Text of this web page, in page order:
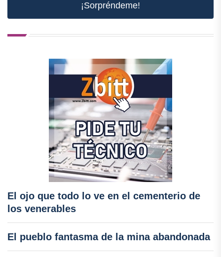
¡Sorpréndeme!
El ojo que todo lo ve en el cementerio de
los venerables
El pueblo fantasma de la mina abandonada